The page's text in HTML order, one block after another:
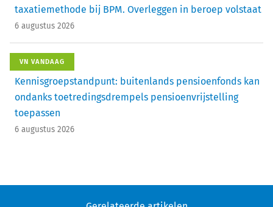
taxatiemethode bij BPM. Overleggen in beroep volstaat
6 augustus 2026
VN VANDAAG
Kennisgroepstandpunt: buitenlands pensioenfonds kan
ondanks toetredingsdrempels pensioenvrijstelling
toepassen
6 augustus 2026